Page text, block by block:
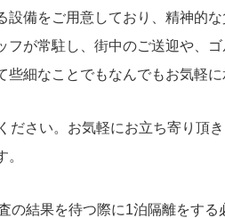
設備をご用意しており、精神的
フが常駐し、街中のご送迎や、
些細なことでもなんでもお気軽に
ださい。お気軽にお立ち寄り頂
の結果を待つ際に1泊隔離をする